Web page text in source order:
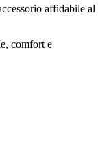
affidabile al
comfort e